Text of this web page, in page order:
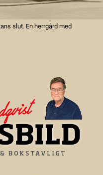
slut. En herrgård med